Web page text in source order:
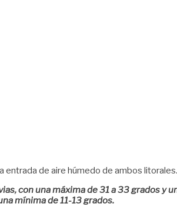
entrada de aire húmedo de ambos litorales.
con una máxima de 31 a 33 grados y
mínima de 11-13 grados.